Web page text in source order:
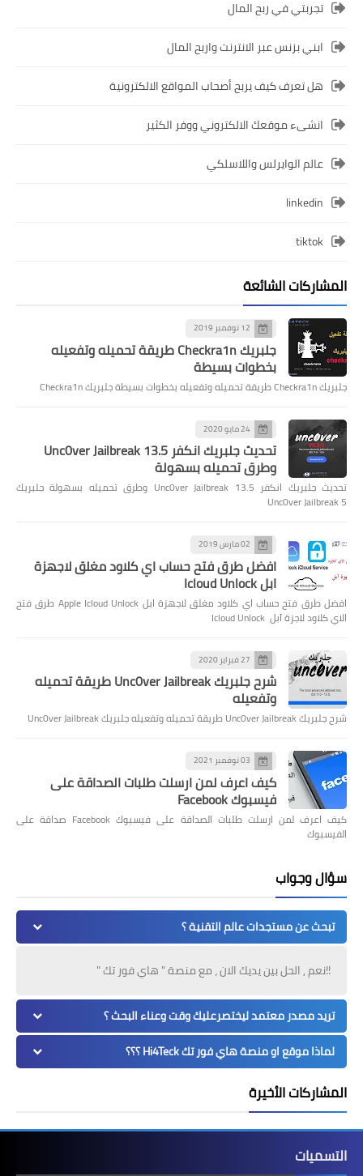
تجربتي في ربح المال
ابني بزنس عبر الانترنت واربح المال
هل تعرف كيف يربح أصحاب المواقع الالكترونية
انشىء موقعك الالكتروني ووفر الكثير
عالم الوايرلس واللاسلكي
linkedin
tiktok
المشاركات الشائعة
12 نوفمبر 2019
جلبريك Checkra1n طريقة تحميله وتفعيله
بخطوات بسيطة
جلبريك Checkra1n طريقة تحميله وتفعيله بخطوات بسيطة جلبريك Checkra1n
24 مايو 2020
تحديث جلبريك انكفر Unc0ver Jailbreak 13.5
وطرق تحميله بسهولة
تحديث جلبريك انكفر Unc0ver Jailbreak 13.5 وطرق تحميله بسهولة جلبريك
Unc0ver Jailbreak 5
02 مارس 2019
افضل طرق فتح حساب اي كلاود مغلق لاجهزة
ابل Icloud Unlock
افضل طرق فتح حساب اي كلاود مغلق لاجهزة ابل Apple Icloud Unlock طرق فتح
الاي كلاود لاجزة آبل Icloud Unlock
27 فبراير 2020
شرح جلبريك Unc0ver Jailbreak طريقة تحميله
وتفعيله
شرح جلبريك Unc0ver Jailbreak طريقة تحميله وتفعيله جلبريك Unc0ver Jailbreak
03 نوفمبر 2021
كيف اعرف لمن ارسلت طلبات الصداقة على
فيسبوك Facebook
كيف اعرف لمن ارسلت طلبات الصداقة على فيسبوك Facebook صداقة على
الفيسبوك
سؤال وجواب
تبحث عن مستجدات عالم التقنية ؟
!!نعم , الحل بين يديك الان ، مع منصة " هاي فور تك "
تريد مصدر معتمد ليختصرعليك وقت وعناء البحث ؟
لماذا موقع او منصة هاي فور تك Hi4Teck ؟؟؟
المشاركات الأخيرة
التسميات